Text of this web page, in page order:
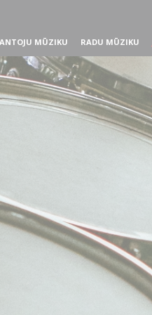
MŪZIKU RADU MŪZIKU